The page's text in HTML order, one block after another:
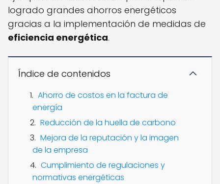
logrado grandes ahorros energéticos
gracias a la implementación de medidas de
eficiencia energética.
Índice de contenidos
Ahorro de costos en la factura de
energía
Reducción de la huella de carbono
Mejora de la reputación y la imagen
de la empresa
Cumplimiento de regulaciones y
normativas energéticas